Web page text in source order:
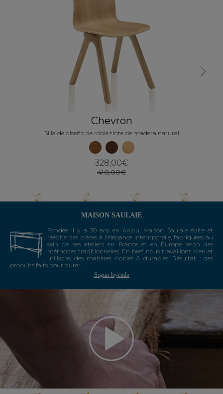
Chevron
Silla de diseño de roble tinte de madera natural
328,00€
410,00€
Next
MAISON SAULAIE
Fondée il y a 30 ans en Anjou, Maison Saulaie édite et
réédite des pièces à l'élégance intemporelle, fabriquées au
sein de ses ateliers en France et en Europe selon des
méthodes traditionnelles. En bref, nous travaillons bien et
utilisons des matières nobles & durables. Résultat : des
produits faits pour durer.
Seguir leyendo